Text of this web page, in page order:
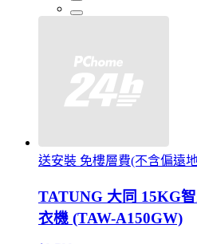
送安裝 免樓層費(不含偏遠
TATUNG 大同 15KG
衣機 (TAW-A150GW)